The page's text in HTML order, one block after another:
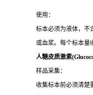
使用：
标本必须为液体，不
或血浆。每个标本量
人糖皮质激素
样品采集：
收集标本前必须清楚